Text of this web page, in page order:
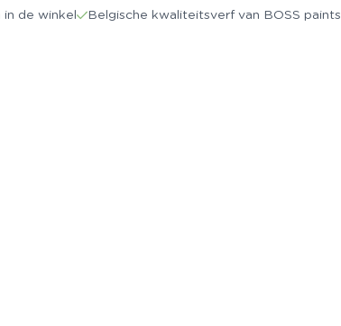
in de winkel Belgische kwaliteitsverf van BOSS paints